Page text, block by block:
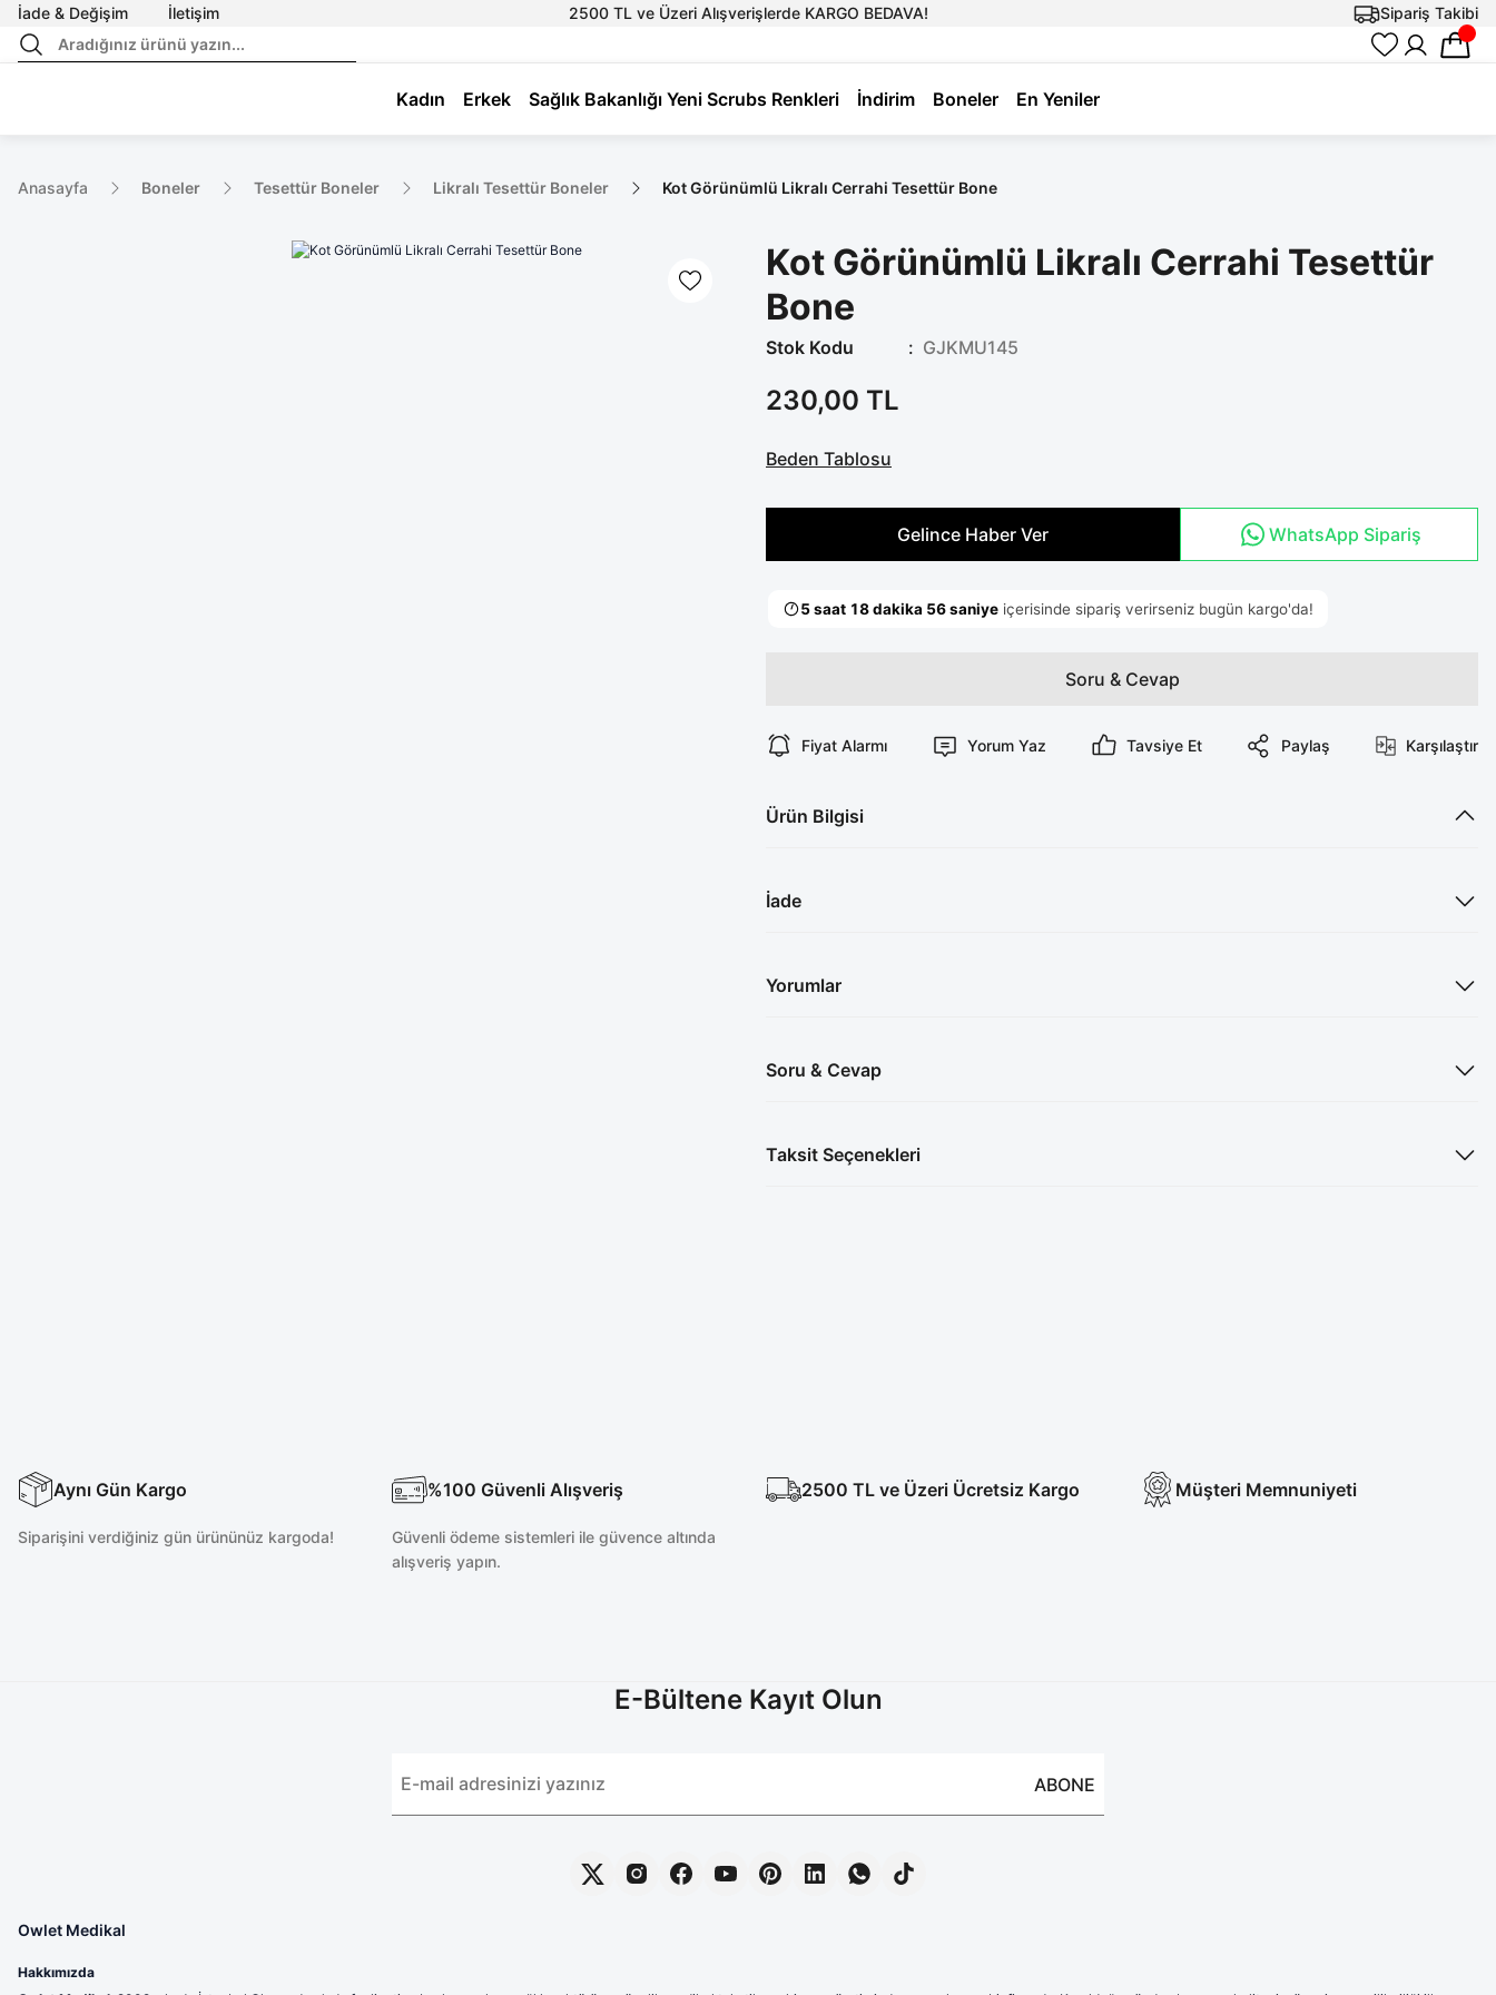
İade & Değişim İletişim 2500 TL ve Üzeri Alışverişlerde KARGO BEDAVA! Sipariş Takibi
Kadın Erkek Sağlık Bakanlığı Yeni Scrubs Renkleri İndirim Boneler En Yeniler
Anasayfa Boneler Tesettür Boneler Likralı Tesettür Boneler Kot Görünümlü Likralı Cerrahi Tesettür Bone
Kot Görünümlü Likralı Cerrahi Tesettür
Bone
Stok Kodu GJKMU145
230,00 TL
Beden Tablosu
Gelince Haber Ver WhatsApp Sipariş
Soru & Cevap
Fiyat Alarmı Yorum Yaz Tavsiye Et Paylaş Karşılaştır
Ürün Bilgisi
İade
Yorumlar
Soru & Cevap
Taksit Seçenekleri
Aynı Gün Kargo
Siparişini verdiğiniz gün ürününüz kargoda!
%100 Güvenli Alışveriş
Güvenli ödeme sistemleri ile güvence altında
alışveriş yapın.
2500 TL ve Üzeri Ücretsiz Kargo Müşteri Memnuniyeti
E-Bültene Kayıt Olun
ABONE
Owlet Medikal
Hakkımızda